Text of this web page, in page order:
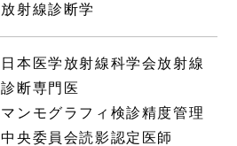
放射線診断学
日本医学放射線科学会放射線
診断専門医
マンモグラフィ検診精度管理
中央委員会読影認定医師